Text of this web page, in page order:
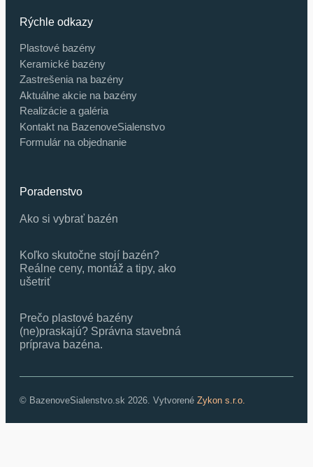
Rýchle odkazy
Plastové bazény
Keramické bazény
Zastrešenia na bazény
Aktuálne akcie na bazény
Realizácie a galéria
Kontakt na BazenoveSialenstvo
Formulár na objednanie
Poradenstvo
Ako si vybrať bazén
Koľko skutočne stojí bazén?
Reálne ceny, montáž a tipy, ako
ušetriť
Prečo plastové bazény
(ne)praskajú? Správna stavebná
príprava bazéna.
© BazenoveSialenstvo.sk 2026. Vytvorené Zykon s.r.o.